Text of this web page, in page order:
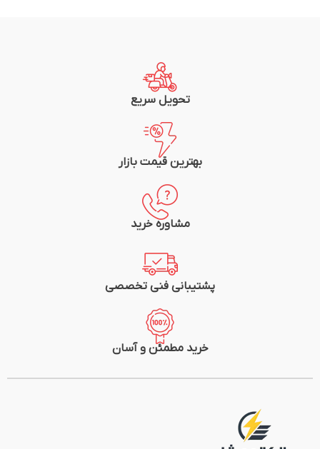
تحویل سریع
بهترین قیمت بازار
مشاوره خرید
پشتیبانی فنی تخصصی
خرید مطمئن و آسان